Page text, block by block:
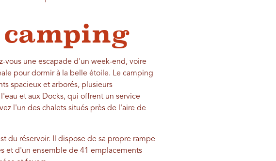
vous une escapade d'un week-end, voire
pour dormir à la belle étoile. Le camping
spacieux et arborés, plusieurs
et aux Docks, qui offrent un service
l'un des chalets situés près de l'aire de
du réservoir. Il dispose de sa propre rampe
et d'un ensemble de 41 emplacements